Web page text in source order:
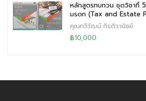
หลักสูตรทบทวน ชุดวิชาที่
มรดก (Tax and Estate
คุณทวีวัฒน์ กีรติวานิชย์
฿10,000